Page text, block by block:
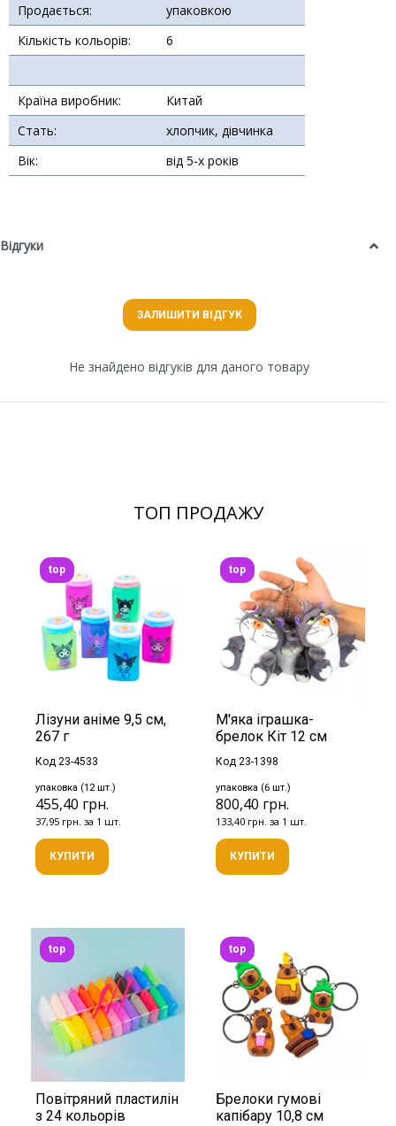
Продається:
упаковкою
Кількість кольорів:
6
Країна виробник:
Китай
Стать:
хлопчик, дівчинка
Вік:
від 5-х років
Відгуки
ЗАЛИШИТИ ВІДГУК
Не знайдено відгуків для даного товару
ТОП ПРОДАЖУ
Лізуни аніме 9,5 см,
267 г
Код 23-4533
упаковка (12 шт.)
455,40 грн.
37,95 грн. за 1 шт.
top
КУПИТИ
М'яка іграшка-
брелок Кіт 12 см
Код 23-1398
упаковка (6 шт.)
800,40 грн.
133,40 грн. за 1 шт.
top
КУПИТИ
Повітряний пластилін
з 24 кольорів
top
Брелоки гумові
капібару 10,8 см
top